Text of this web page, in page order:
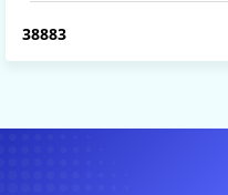
38883